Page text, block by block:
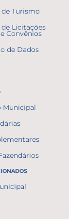
Turismo
Licitações
Convênios
de Dados
Municipal